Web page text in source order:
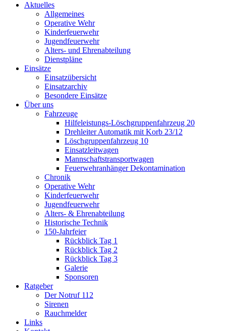
Aktuelles
Allgemeines
Operative Wehr
Kinderfeuerwehr
Jugendfeuerwehr
Alters- und Ehrenabteilung
Dienstpläne
Einsätze
Einsatzübersicht
Einsatzarchiv
Besondere Einsätze
Über uns
Fahrzeuge
Hilfeleistungs-Löschgruppenfahrzeug 20
Drehleiter Automatik mit Korb 23/12
Löschgruppenfahrzeug 10
Einsatzleitwagen
Mannschaftstransportwagen
Feuerwehranhänger Dekontamination
Chronik
Operative Wehr
Kinderfeuerwehr
Jugendfeuerwehr
Alters- & Ehrenabteilung
Historische Technik
150-Jahrfeier
Rückblick Tag 1
Rückblick Tag 2
Rückblick Tag 3
Galerie
Sponsoren
Ratgeber
Der Notruf 112
Sirenen
Rauchmelder
Links